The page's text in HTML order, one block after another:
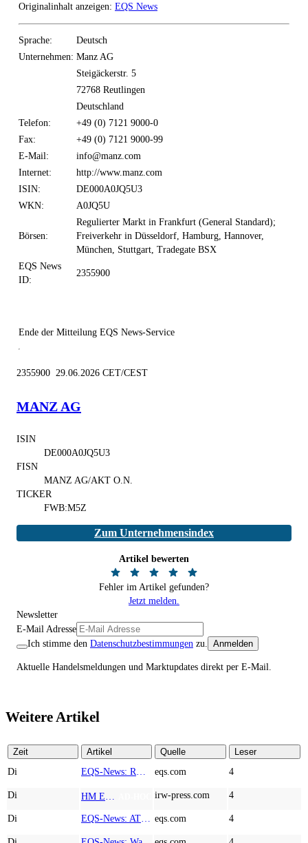
Originalinhalt anzeigen: EQS News
Sprache:
Deutsch
Unternehmen: Manz AG
Steigäckerstr. 5
72768 Reutlingen
Deutschland
Telefon:
+49 (0) 7121 9000-0
Fax:
+49 (0) 7121 9000-99
E-Mail:
info@manz.com
Internet:
http://www.manz.com
ISIN:
DE000A0JQ5U3
WKN:
A0JQ5U
Börsen:
Regulierter Markt in Frankfurt (General Standard);
Freiverkehr in Düsseldorf, Hamburg, Hannover,
München, Stuttgart, Tradegate BSX
EQS News
ID:
2355900
Ende der Mitteilung EQS News-Service
2355900 29.06.2026 CET/CEST
MANZ AG
ISIN
DE000A0JQ5U3
FISN
MANZ AG/AKT O.N.
TICKER
FWB:M5Z
Zum Unternehmensindex
Artikel bewerten
Fehler im Artikel gefunden?
Jetzt melden.
Newsletter
E-Mail Adresse
Ich stimme den Datenschutzbestimmungen zu. Anmelden
Aktuelle Handelsmeldungen und Marktupdates direkt per E-Mail.
Weitere Artikel
Zeit Artikel Quelle
Leser
Di
eqs.com 4
Di irw-press.com 4
Di eqs.com 4